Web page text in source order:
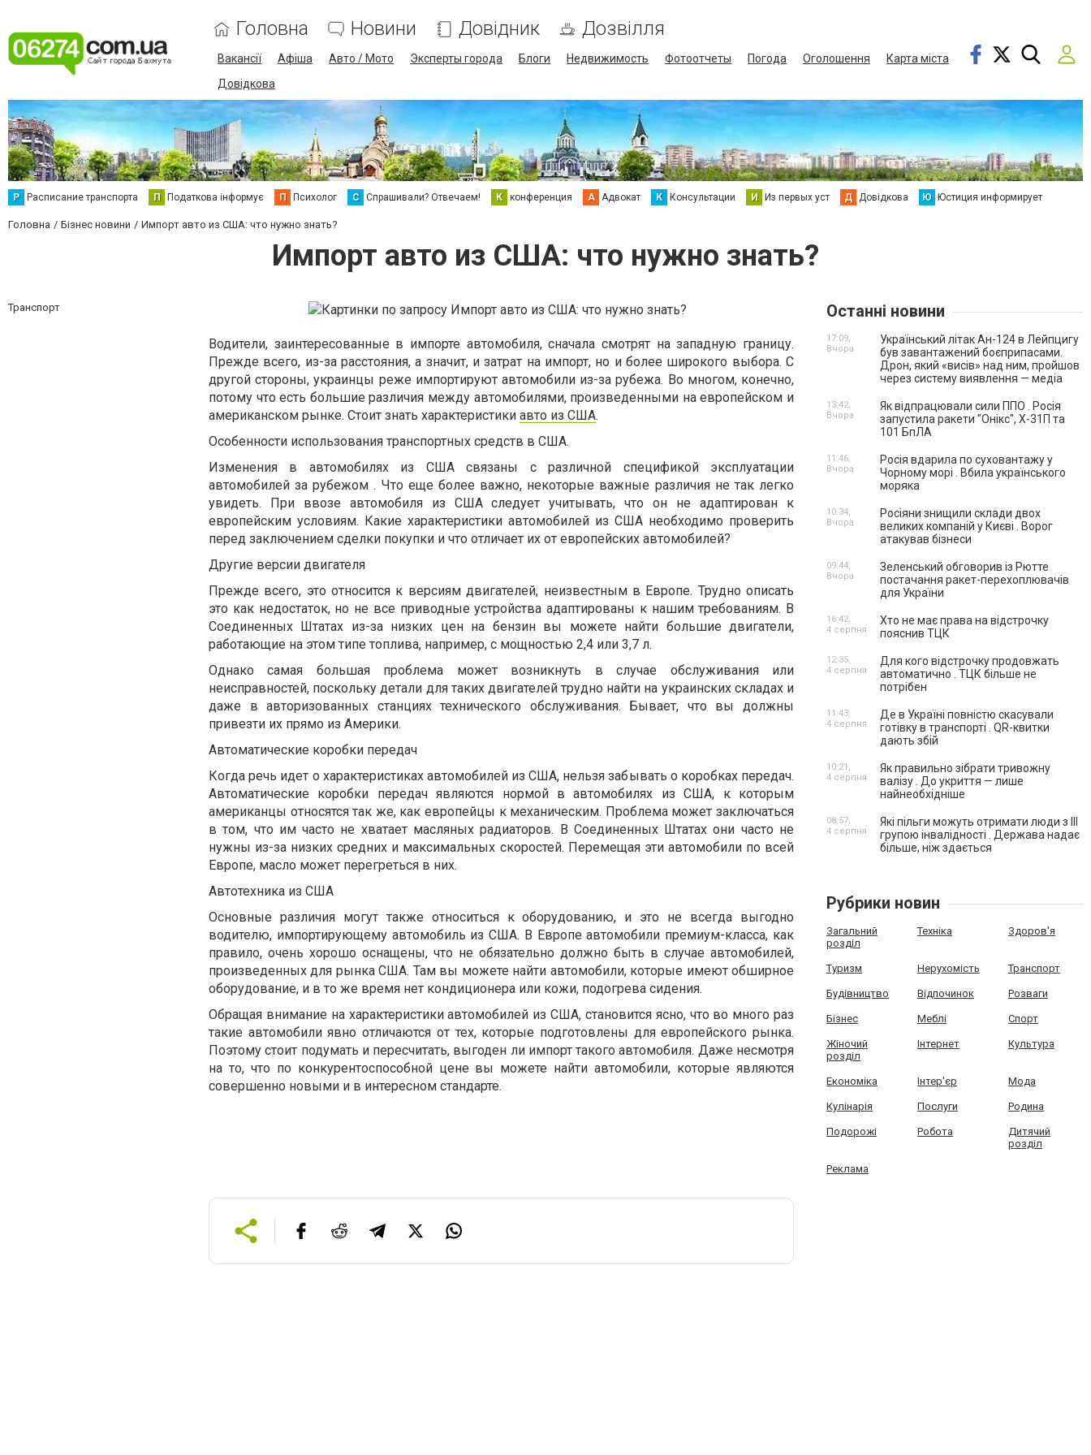
Головна Новини Довідник Дозвілля
Вакансії Афіша Авто / Мото Эксперты города Блоги Недвижимость Фотоотчеты Погода Оголошення
Карта міста
Довідкова
Р Расписание транспорта П Податкова інформує П Психолог С Спрашивали? Отвечаем! К конференция А Адвокат К Консультации И Из первых уст Д Довідкова Ю Юстиция информирует
Головна Бізнес новини Импорт авто из США: что нужно знать?
Импорт авто из США: что нужно знать?
Транспорт
Водители, заинтересованные в импорте автомобиля, сначала смотрят на западную границу.
Прежде всего, из-за расстояния, а значит, и затрат на импорт, но и более широкого выбора. С
другой стороны, украинцы реже импортируют автомобили из-за рубежа. Во многом, конечно,
потому что есть большие различия между автомобилями, произведенными на европейском и
американском рынке. Стоит знать характеристики авто из США.
Особенности использования транспортных средств в США.
Изменения в автомобилях из США связаны с различной спецификой эксплуатации
автомобилей за рубежом . Что еще более важно, некоторые важные различия не так легко
увидеть. При ввозе автомобиля из США следует учитывать, что он не адаптирован к
европейским условиям. Какие характеристики автомобилей из США необходимо проверить
перед заключением сделки покупки и что отличает их от европейских автомобилей?
Другие версии двигателя
Прежде всего, это относится к версиям двигателей, неизвестным в Европе. Трудно описать
это как недостаток, но не все приводные устройства адаптированы к нашим требованиям. В
Соединенных Штатах из-за низких цен на бензин вы можете найти большие двигатели,
работающие на этом типе топлива, например, с мощностью 2,4 или 3,7 л.
Однако самая большая проблема может возникнуть в случае обслуживания или
неисправностей, поскольку детали для таких двигателей трудно найти на украинских складах и
даже в авторизованных станциях технического обслуживания. Бывает, что вы должны
привезти их прямо из Америки.
Автоматические коробки передач
Когда речь идет о характеристиках автомобилей из США, нельзя забывать о коробках передач.
Автоматические коробки передач являются нормой в автомобилях из США, к которым
американцы относятся так же, как европейцы к механическим. Проблема может заключаться
в том, что им часто не хватает масляных радиаторов. В Соединенных Штатах они часто не
нужны из-за низких средних и максимальных скоростей. Перемещая эти автомобили по всей
Европе, масло может перегреться в них.
Автотехника из США
Основные различия могут также относиться к оборудованию, и это не всегда выгодно
водителю, импортирующему автомобиль из США. В Европе автомобили премиум-класса, как
правило, очень хорошо оснащены, что не обязательно должно быть в случае автомобилей,
произведенных для рынка США. Там вы можете найти автомобили, которые имеют обширное
оборудование, и в то же время нет кондиционера или кожи, подогрева сидения.
Обращая внимание на характеристики автомобилей из США, становится ясно, что во много раз
такие автомобили явно отличаются от тех, которые подготовлены для европейского рынка.
Поэтому стоит подумать и пересчитать, выгоден ли импорт такого автомобиля. Даже несмотря
на то, что по конкурентоспособной цене вы можете найти автомобили, которые являются
совершенно новыми и в интересном стандарте.
Останні новини
Український літак Ан-124 в Лейпцигу
був завантажений боєприпасами.
Дрон, який «висів» над ним, пройшов
через систему виявлення — медіа
17:09,
Вчора
Як відпрацювали сили ППО . Росія
запустила ракети "Онікс", Х-31П та
101 БпЛА
13:42,
Вчора
Росія вдарила по суховантажу у
Чорному морі . Вбила українського
моряка
11:46,
Вчора
Росіяни знищили склади двох
великих компаній у Києві . Ворог
атакував бізнеси
10:34,
Вчора
Зеленський обговорив із Рютте
постачання ракет-перехоплювачів
для України
09:44,
Вчора
Хто не має права на відстрочку
пояснив ТЦК
16:42,
4 серпня
Для кого відстрочку продовжать
автоматично . ТЦК більше не
потрібен
12:35,
4 серпня
Де в Україні повністю скасували
готівку в транспорті . QR-квитки
дають збій
11:43,
4 серпня
Як правильно зібрати тривожну
валізу . До укриття — лише
найнеобхідніше
10:21,
4 серпня
Які пільги можуть отримати люди з III
групою інвалідності . Держава надає
більше, ніж здається
08:57,
4 серпня
Рубрики новин
Загальний
розділ
Техніка Здоров'я
Туризм Нерухомість Транспорт
Будівництво Відпочинок Розваги
Бізнес Меблі Спорт
Жіночий
розділ
Інтернет Культура
Економіка Інтер'єр Мода
Кулінарія Послуги Родина
Подорожі Робота
Дитячий
розділ
Реклама